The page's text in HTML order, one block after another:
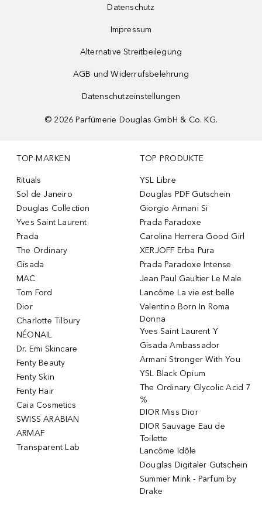
Datenschutz
Impressum
Alternative Streitbeilegung
AGB und Widerrufsbelehrung
Datenschutzeinstellungen
© 2026 Parfümerie Douglas GmbH & Co. KG.
TOP-MARKEN
Rituals
Sol de Janeiro
Douglas Collection
Yves Saint Laurent
Prada
The Ordinary
Gisada
MAC
Tom Ford
Dior
Charlotte Tilbury
NÉONAIL
Dr. Emi Skincare
Fenty Beauty
Fenty Skin
Fenty Hair
Caia Cosmetics
SWISS ARABIAN
ARMAF
Transparent Lab
TOP PRODUKTE
YSL Libre
Douglas PDF Gutschein
Giorgio Armani Si
Prada Paradoxe
Carolina Herrera Good Girl
XERJOFF Erba Pura
Prada Paradoxe Intense
Jean Paul Gaultier Le Male
Lancôme La vie est belle
Valentino Born In Roma
Donna
Yves Saint Laurent Y
Gisada Ambassador
Armani Stronger With You
YSL Black Opium
The Ordinary Glycolic Acid 7
%
DIOR Miss Dior
DIOR Sauvage Eau de
Toilette
Lancôme Idôle
Douglas Digitaler Gutschein
Summer Mink - Parfum by
Drake